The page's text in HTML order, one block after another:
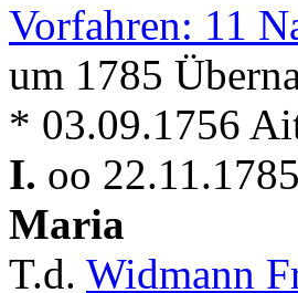
Vorfahren: 11
um 1785
* 03.09.1756
I. oo
Maria
T.d. Widmann